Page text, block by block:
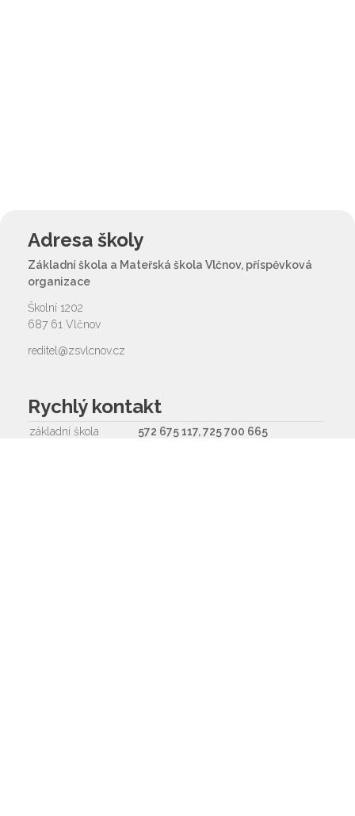
Adresa školy
Základní škola a Mateřská škola Vlčnov, příspěvková
organizace
Školní 1202
687 61 Vlčnov
reditel@zsvlcnov.cz
Rychlý kontakt
základní škola
572 675 117, 725 700 665